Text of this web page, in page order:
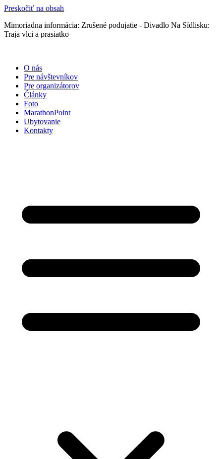
Preskočiť na obsah
Mimoriadna informácia: Zrušené podujatie - Divadlo Na Sídlisku:
Traja vlci a prasiatko
O nás
Pre návštevníkov
Pre organizátorov
Články
Foto
MarathonPoint
Ubytovanie
Kontakty